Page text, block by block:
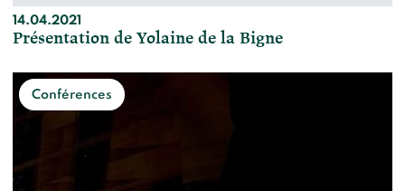
14.04.2021
Présentation de Yolaine de la Bigne
Conférences